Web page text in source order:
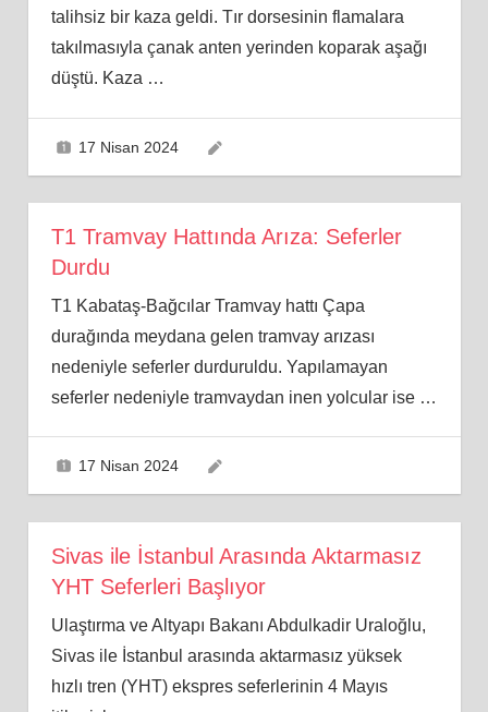
talihsiz bir kaza geldi. Tır dorsesinin flamalara
takılmasıyla çanak anten yerinden koparak aşağı
düştü. Kaza …
17 Nisan 2024
T1 Tramvay Hattında Arıza: Seferler
Durdu
T1 Kabataş-Bağcılar Tramvay hattı Çapa
durağında meydana gelen tramvay arızası
nedeniyle seferler durduruldu. Yapılamayan
seferler nedeniyle tramvaydan inen yolcular ise …
17 Nisan 2024
Sivas ile İstanbul Arasında Aktarmasız
YHT Seferleri Başlıyor
Ulaştırma ve Altyapı Bakanı Abdulkadir Uraloğlu,
Sivas ile İstanbul arasında aktarmasız yüksek
hızlı tren (YHT) ekspres seferlerinin 4 Mayıs